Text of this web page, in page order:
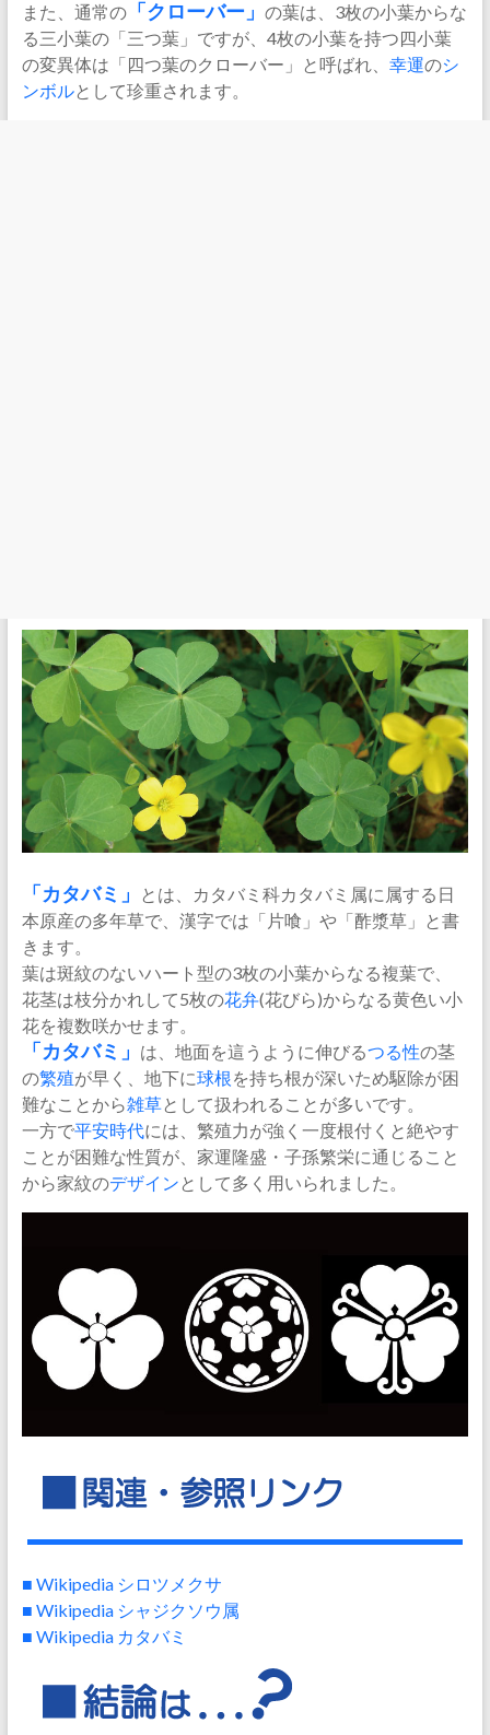
また、通常の「クローバー」 の葉は、3枚の小葉からな
る三小葉の「三つ葉」ですが、4枚の小葉を持つ四小葉
の変異体は「四つ葉のクローバー」と呼ばれ、 幸運のシ
ンボルとして珍重されます。
「カタバミ」
とは、カタバミ科カタバミ属に属する日
本原産の多年草で、漢字では「片喰」や「酢漿草」と書
きます。
葉は斑紋のないハート型の3枚の小葉からなる複葉で、
花茎は枝分かれして5枚の花弁(花びら)からなる黄色い小
花を複数咲かせます。
「カタバミ」 は、地面を這うように伸びるつる性の茎
の繁殖が早く、地下に球根を持ち根が深いため駆除が困
難なことから雑草として扱われることが多いです。
一方で平安時代には、繁殖力が強く一度根付くと絶やす
ことが困難な性質が、家運隆盛・子孫繁栄に通じること
から家紋のデザイン として多く用いられました。
■ Wikipedia シロツメクサ
■ Wikipedia シャジクソウ属
■ Wikipedia カタバミ